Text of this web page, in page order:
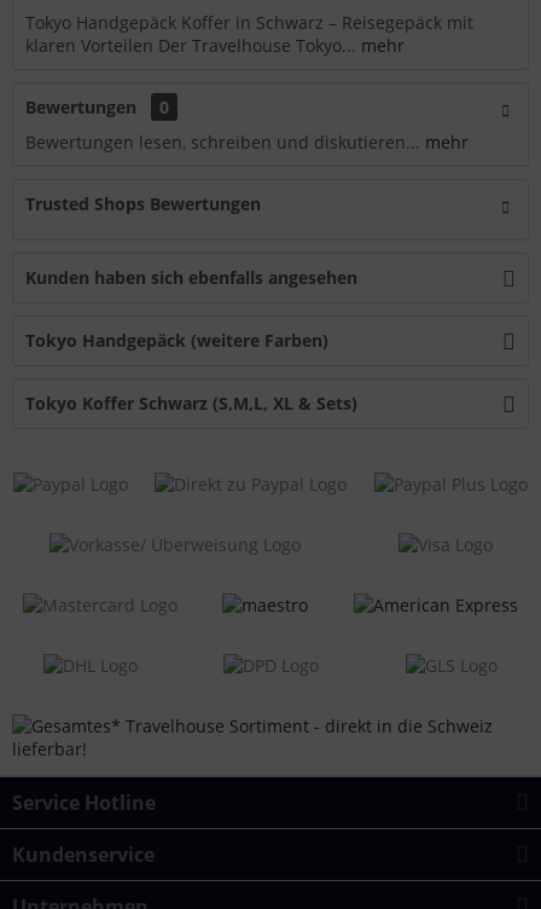
Tokyo Handgepäck Koffer in Schwarz – Reisegepäck mit
klaren Vorteilen Der Travelhouse Tokyo... mehr
Bewertungen
0
Bewertungen lesen, schreiben und diskutieren... mehr
Trusted Shops Bewertungen
Kunden haben sich ebenfalls angesehen
Tokyo Handgepäck (weitere Farben)
Tokyo Koffer Schwarz (S,M,L, XL & Sets)
Service Hotline
Kundenservice